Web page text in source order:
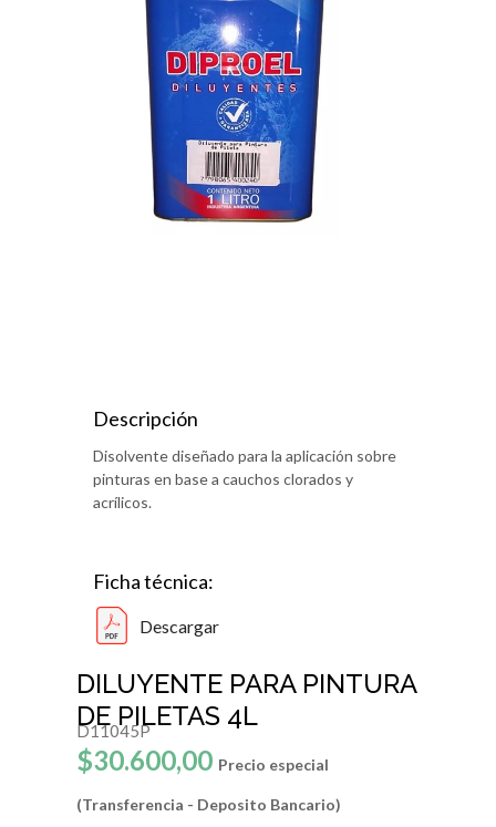
Descripción
Disolvente diseñado para la aplicación sobre
pinturas en base a cauchos clorados y
acrílicos.
Ficha técnica:
Descargar
DILUYENTE PARA PINTURA
DE PILETAS 4L
D11045P
$30.600,00 Precio especial
(Transferencia - Deposito Bancario)